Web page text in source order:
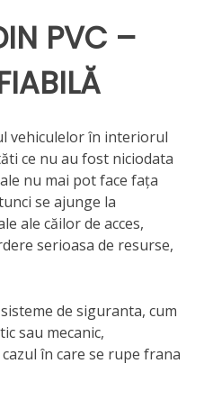
PVC –
vehiculelor în interiorul
ce nu au fost niciodata
nu mai pot face fața
se ajunge la
ale căilor de acces,
serioasa de resurse,
de siguranta, cum
sau mecanic,
în care se rupe frana